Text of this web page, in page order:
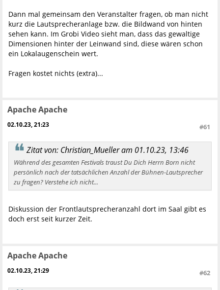
Dann mal gemeinsam den Veranstalter fragen, ob man nicht
kurz die Lautsprecheranlage bzw. die Bildwand von hinten
sehen kann. Im Grobi Video sieht man, dass das gewaltige
Dimensionen hinter der Leinwand sind, diese wären schon
ein Lokalaugenschein wert.
Fragen kostet nichts (extra)...
Apache Apache
02.10.23, 21:23 #61
Zitat von: Christian_Mueller am 01.10.23, 13:46
Während des gesamten Festivals traust Du Dich Herrn Born nicht
persönlich nach der tatsächlichen Anzahl der Bühnen-Lautsprecher
zu fragen? Verstehe ich nicht...
Diskussion der Frontlautsprecheranzahl dort im Saal gibt es
doch erst seit kurzer Zeit.
Apache Apache
02.10.23, 21:29 #62